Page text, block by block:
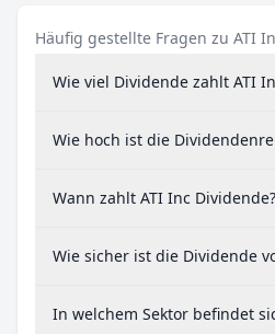
Häufig gestellte Fragen zu ATI
Wie viel Dividende zahlt ATI
Wie hoch ist die
Wann zahlt ATI Inc Dividende?
Wie sicher ist die Dividende
In welchem Sektor befindet